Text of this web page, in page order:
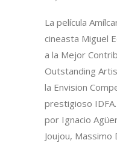
La película
cineasta Miguel
a la Mejor
Outstanding
la Envision
prestigioso
por Ignacio
Joujou, Massimo